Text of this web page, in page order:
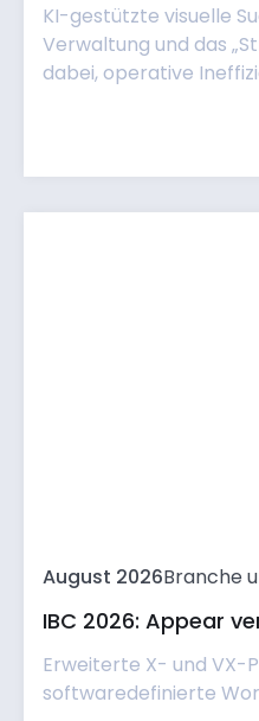
KI-gestützte visuelle
Verwaltung und das
dabei, operative
August 2026Branche
IBC 2026: Appear
Erweiterte X- und
softwaredefinierte